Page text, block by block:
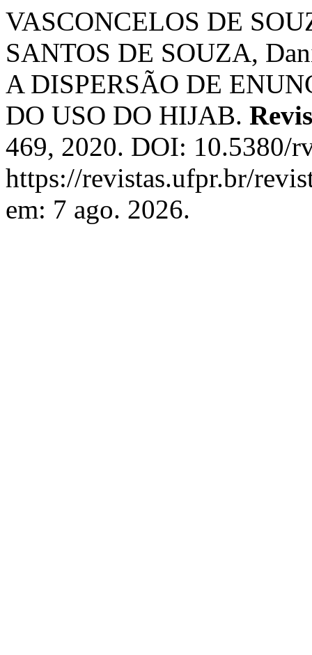
VASCONCELOS DE
SANTOS DE SOUZA,
A DISPERSÃO DE
DO USO DO HIJAB.
469, 2020. DOI: 10.5380/
https://revistas.ufpr.br/
em: 7 ago. 2026.